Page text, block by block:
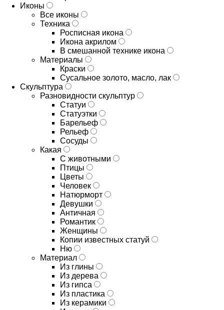
Иконы
Все иконы
Техника
Росписная икона
Икона акрилом
В смешанной технике икона
Материалы
Краски
Сусальное золото, масло, лак
Скульптура
Разновидности скульптур
Статуи
Статуэтки
Барельеф
Рельеф
Сосуды
Какая
С животными
Птицы
Цветы
Человек
Натюрморт
Девушки
Античная
Романтик
Женщины
Копии известных статуй
Ню
Материал
Из глины
Из дерева
Из гипса
Из пластика
Из керамики